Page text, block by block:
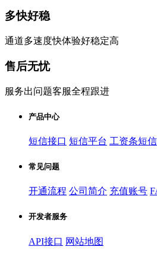
多快好稳
通道多速度快体验好稳定高
售后无忧
服务出问题客服全程跟进
产品中心
短信接口 短信平台 工资条短信
常见问题
开通流程 公司简介 充值账号
开发者服务
API接口 网站地图